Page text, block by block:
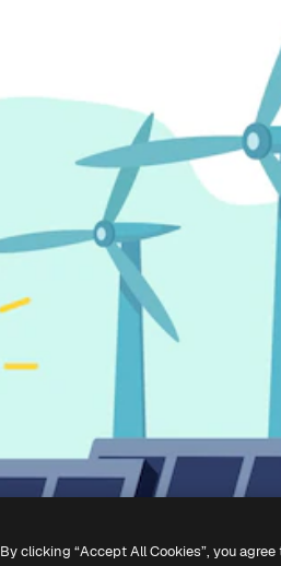
By clicking “Accept All Cookies”, you